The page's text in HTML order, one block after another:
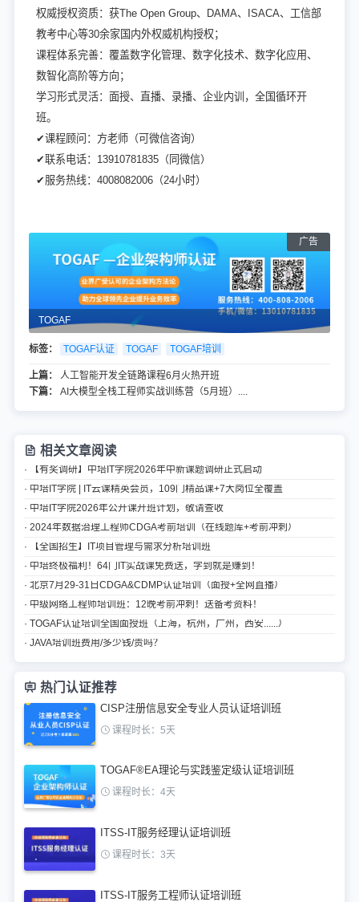
权威授权资质：获The Open Group、DAMA、ISACA、工信部
教考中心等30余家国内外权威机构授权；
课程体系完善：覆盖数字化管理、数字化技术、数字化应用、
数智化高阶等方向；
学习形式灵活：面授、直播、录播、企业内训，全国循环开
班。
✔课程顾问：方老师（可微信咨询）
✔联系电话：13910781835（同微信）
✔服务热线：4008082006（24小时）
TOGAF
标签： TOGAF认证 TOGAF TOGAF培训
上篇：
人工智能开发全链路课程6月火热开班
下篇：
AI大模型全栈工程师实战训练营（5月班）....
相关文章阅读
· 【有奖调研】中培IT学院2026年中新课题调研正式启动
· 中培IT学院 | IT云课精英会员，109门精品课+7大岗位全覆盖
· 中培IT学院2026年公开课开班计划，敬请查收
· 2024年数据治理工程师CDGA考前培训（在线题库+考前冲刺）
· 【全国招生】IT项目管理与需求分析培训班
· 中培终极福利！64门IT实战课免费送，学到就是赚到！
· 北京7月29-31日CDGA&CDMP认证培训（面授+全网直播）
· 中级网络工程师培训班：12晚考前冲刺！送备考资料！
· TOGAF认证培训全国面授班（上海，杭州，广州，西安......）
· JAVA培训班费用/多少钱/贵吗？
热门认证推荐
CISP注册信息安全专业人员认证培训班
课程时长：5天
TOGAF®EA理论与实践鉴定级认证培训班
课程时长：4天
ITSS-IT服务经理认证培训班
课程时长：3天
ITSS-IT服务工程师认证培训班